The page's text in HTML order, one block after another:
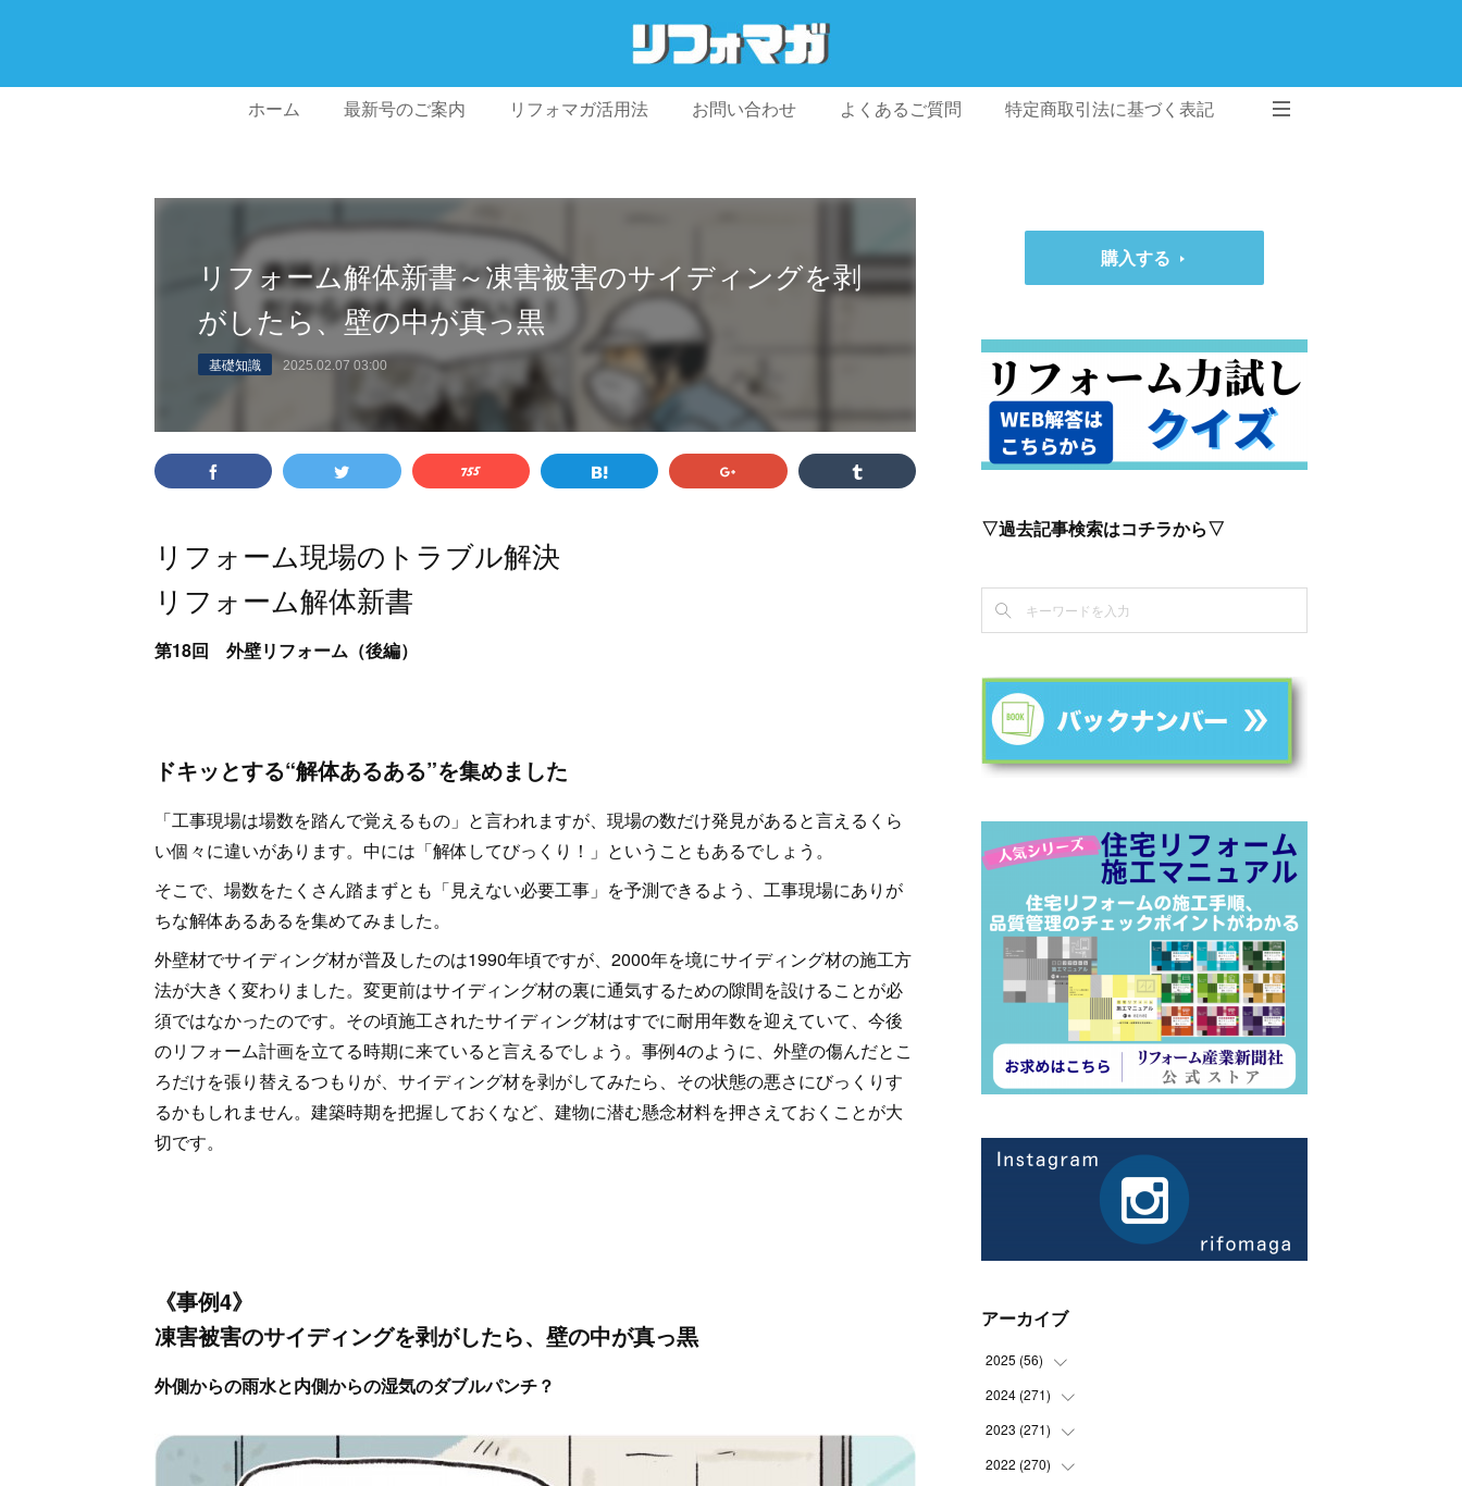
ホーム 最新号のご案内 リフォマガ活用法 お問い合わせ よくあるご質問 特定商取引法に基づく表記
リフォーム解体新書～凍害被害のサイディングを剥
がしたら、壁の中が真っ黒
基礎知識 2025.02.07 03:00
リフォーム現場のトラブル解決
リフォーム解体新書
第18回 外壁リフォーム（後編）
ドキッとする“解体あるある”を集めました
「工事現場は場数を踏んで覚えるもの」と言われますが、現場の数だけ発見があると言えるくら
い個々に違いがあります。中には「解体してびっくり！」ということもあるでしょう。
そこで、場数をたくさん踏まずとも「見えない必要工事」を予測できるよう、工事現場にありが
ちな解体あるあるを集めてみました。
外壁材でサイディング材が普及したのは1990年頃ですが、2000年を境にサイディング材の施工方
法が大きく変わりました。変更前はサイディング材の裏に通気するための隙間を設けることが必
須ではなかったのです。その頃施工されたサイディング材はすでに耐用年数を迎えていて、今後
のリフォーム計画を立てる時期に来ていると言えるでしょう。事例4のように、外壁の傷んだとこ
ろだけを張り替えるつもりが、サイディング材を剥がしてみたら、その状態の悪さにびっくりす
るかもしれません。建築時期を把握しておくなど、建物に潜む懸念材料を押さえておくことが大
切です。
《事例4》
凍害被害のサイディングを剥がしたら、壁の中が真っ黒
外側からの雨水と内側からの湿気のダブルパンチ？
購入する
▽過去記事検索はコチラから▽
アーカイブ
2025 (56)
(14
(21
(21
2024 (271)
(21
(22
2023 (271)
(22
2022 (270)